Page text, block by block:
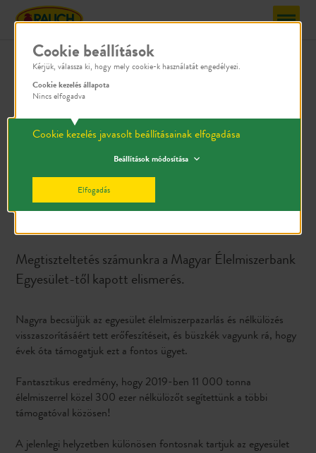
Cookie beállítások
Kérjük, válassza ki, hogy mely cookie-k használatát engedélyezi.
Cookie kezelés állapota
Nincs elfogadva
Cookie kezelés javasolt beállításainak elfogadása
Beállítások módosítása
Elfogadás
Támogatások
Megtiszteltetés számunkra a Magyar Élelmiszerbank
Egyesület-től kapott elismerés.
Nagyra becsüljük az egyesület élelmiszerpazarlás és nélkülözés
visszaszorításáért tett erőfeszítéseit, és büszkék vagyunk rá, hogy
évek óta támogatjuk ezt a fontos ügyet.
Fantasztikus eredmény, hogy 2019-ben 11 000 tonna
élelmiszerrel közel 300 ezer nélkülözőt segítettünk a többi
támogatóval közösen!
A jelenlegi helyzetben különösen fontosnak tartjuk az egyesület